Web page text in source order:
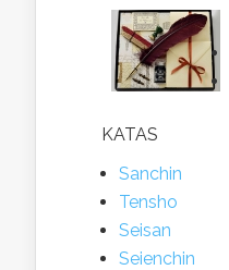
KATAS
Sanchin
Tensho
Seisan
Seienchin